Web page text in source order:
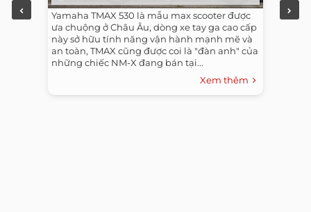
Yamaha TMAX 530 là mẫu max scooter được
ưa chuộng ở Châu Âu, dòng xe tay ga cao cấp
này sở hữu tính năng vận hành mạnh mẽ và
an toàn, TMAX cũng được coi là "đàn anh" của
những chiếc NM-X đang bán tại...
Xem thêm